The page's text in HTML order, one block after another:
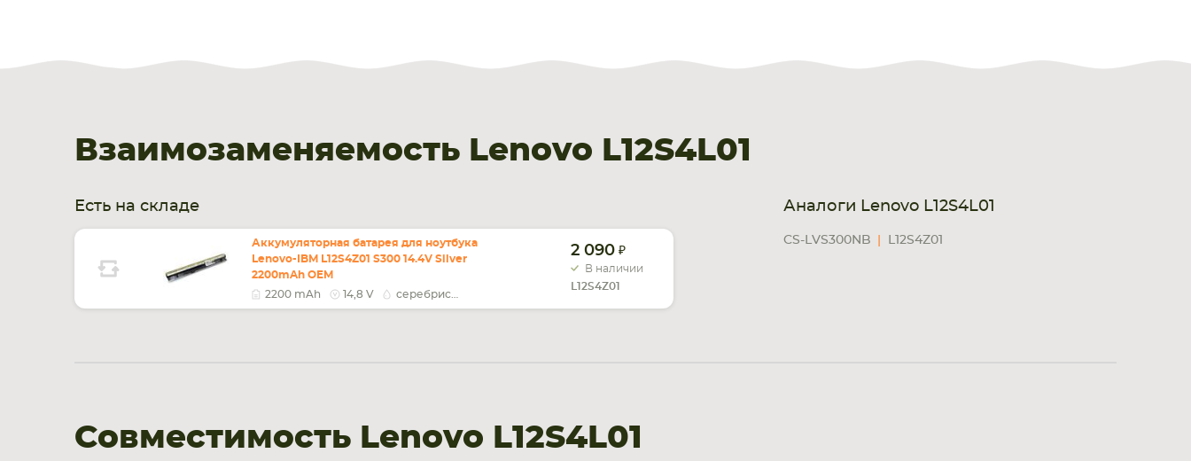
Взаимозаменяемость Lenovo L12S4L01
Есть на складе
Аккумуляторная батарея для ноутбука
Lenovo-IBM L12S4Z01 S300 14.4V Silver
2200mAh OEM
2200 mAh
14,8 V
2 090
В наличии
L12S4Z01
Аналоги Lenovo L12S4L01
CS-LVS300NB L12S4Z01
Совместимость Lenovo L12S4L01